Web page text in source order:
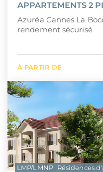
APPARTEMENTS 2
Azuréa Cannes La
rendement sécurisé
À PARTIR DE
LMP/LMNP Résidences